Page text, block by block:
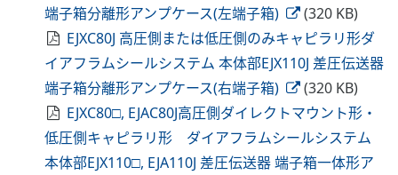
端子箱分離形アンプケース(左端子箱)
(320 KB)
EJXC80J 高圧側または低圧側のみキャピラリ形ダ
イアフラムシールシステム 本体部EJX110J 差圧伝送器
端子箱分離形アンプケース(右端子箱)
(320 KB)
EJXC80□, EJAC80J高圧側ダイレクトマウント形・
低圧側キャピラリ形 ダイアフラムシールシステム
本体部EJX110□, EJA110J 差圧伝送器 端子箱一体形ア